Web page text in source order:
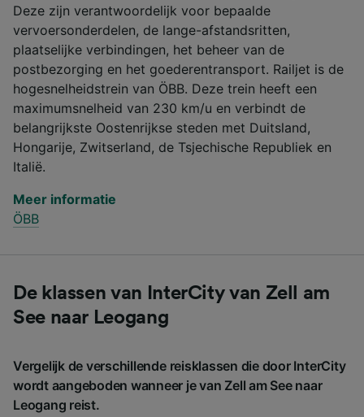
Deze zijn verantwoordelijk voor bepaalde
vervoersonderdelen, de lange-afstandsritten,
plaatselijke verbindingen, het beheer van de
postbezorging en het goederentransport. Railjet is de
hogesnelheidstrein van ÖBB. Deze trein heeft een
maximumsnelheid van 230 km/u en verbindt de
belangrijkste Oostenrijkse steden met Duitsland,
Hongarije, Zwitserland, de Tsjechische Republiek en
Italië.
Meer informatie
ÖBB
De klassen van InterCity van Zell am
See naar Leogang
Vergelijk de verschillende reisklassen die door InterCity
wordt aangeboden wanneer je van Zell am See naar
Leogang reist.